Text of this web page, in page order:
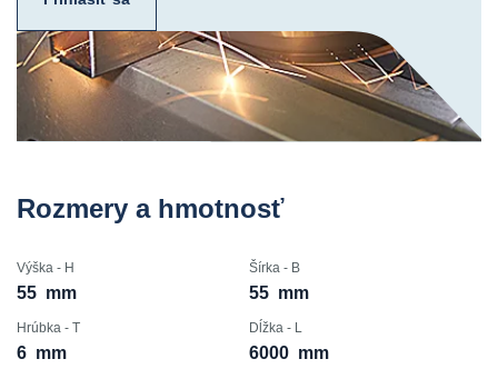
Rozmery a hmotnosť
Výška - H
55 mm
Šírka - B
55 mm
Hrúbka - T
6 mm
Dĺžka - L
6000 mm